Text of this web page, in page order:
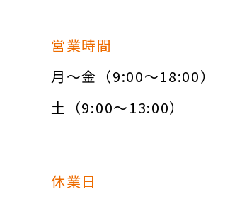
営業時間
月～金（9:00～18:00）
土（9:00～13:00）
休業日